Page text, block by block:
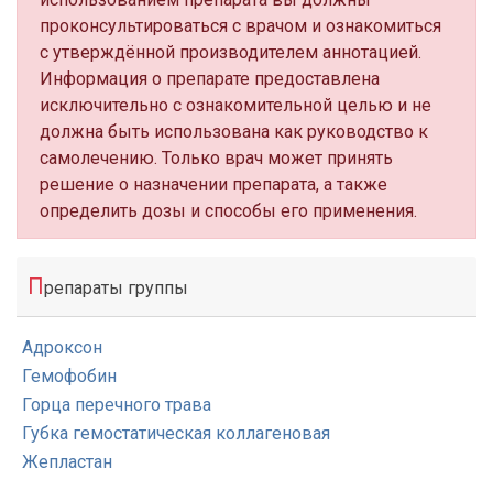
проконсультироваться с врачом и ознакомиться
с утверждённой производителем аннотацией.
Информация о препарате предоставлена
исключительно с ознакомительной целью и не
должна быть использована как руководство к
самолечению. Только врач может принять
решение о назначении препарата, а также
определить дозы и способы его применения.
Препараты группы
Адроксон
Гемофобин
Горца перечного трава
Губка гемостатическая коллагеновая
Жепластан